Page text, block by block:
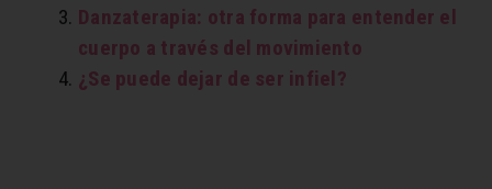
Danzaterapia: otra forma para entender el
cuerpo a través del movimiento
¿Se puede dejar de ser infiel?